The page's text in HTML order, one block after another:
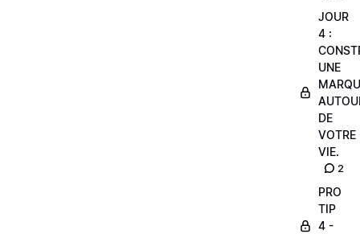
JOUR
4 :
UNE
DE
VOTRE
VIE.
2
PRO
TIP
4 -